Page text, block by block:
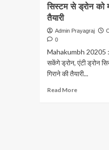
सिस्टम से ड्रोन को
तैयारी
Admin Prayagraj
0
Mahakumbh 20205 :
सकेंगे ड्रोन, एंटी ड्रोन
गिराने की तैयारी...
Read MoreRead